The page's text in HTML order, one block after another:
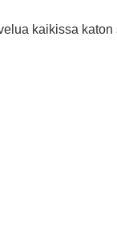
kaikissa